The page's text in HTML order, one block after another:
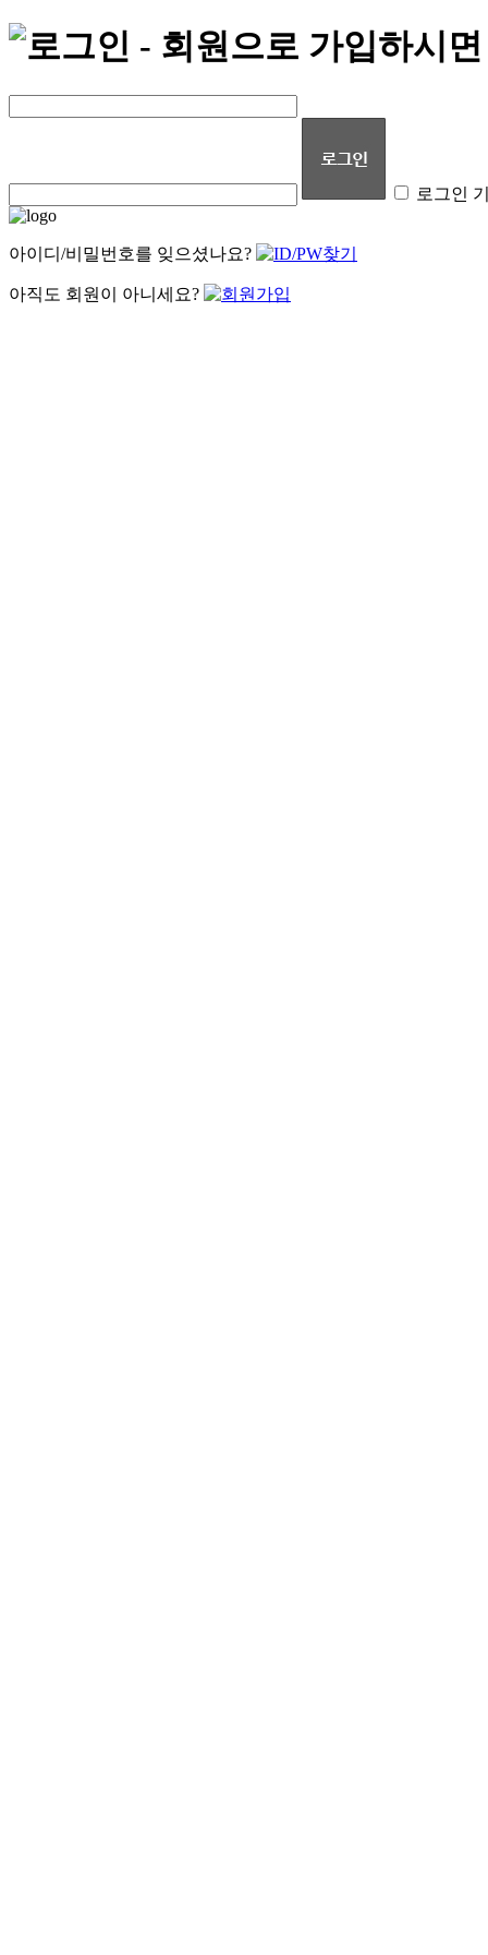
로그인
아이디/비밀번호를 잊으셨나요?
아직도 회원이 아니세요?